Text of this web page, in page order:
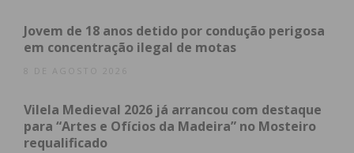
Imediato
Assine nossa newsletter por e-mail e
atualizada.
Jovem de 18 anos detido por condução perigosa
em concentração ilegal de motas
8 DE AGOSTO 2026
Vilela Medieval 2026 já arrancou com destaque
para “Artes e Ofícios da Madeira” no Mosteiro
requalificado